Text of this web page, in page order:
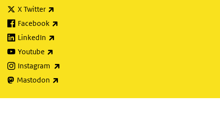
X Twitter
Facebook
LinkedIn
Youtube
Instagram
Mastodon